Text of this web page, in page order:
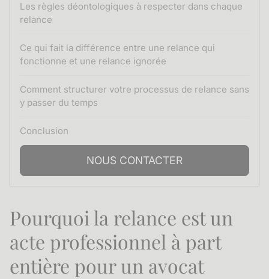
Les règles déontologiques à respecter dans chaque
relance
Ce qui fait la différence entre une relance qui
fonctionne et une relance ignorée
Comment structurer votre processus de relance sans
y passer du temps
Conclusion
NOUS CONTACTER
Pourquoi la relance est un
acte professionnel à part
entière pour un avocat